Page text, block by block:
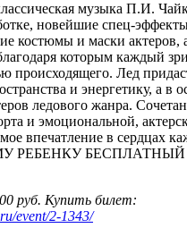
музыка П.И.
новейшие спец-
костюмы и маски актеров,
которым каждый
происходящего. Лед
и энергетику, а в
ледового жанра.
и эмоциональной,
впечатление в сердцах
РЕБЕНКУ
руб. Купить билет:
event/2-1343/